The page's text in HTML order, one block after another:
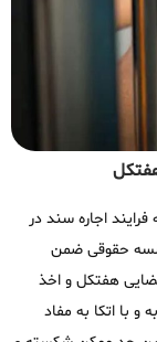
اجاره سند در
حقوقی ضمن
هفتکل و اخذ
و با اتکا به مفاد